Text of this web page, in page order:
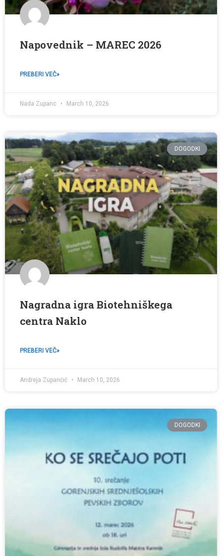
Napovednik – MAREC 2026
PREBERI VEČ»
Nada Zupanc March 10, 2026
DOGODKI
Nagradna igra Biotehniškega
centra Naklo
PREBERI VEČ»
Andreja Zupančič March 10, 2026
DOGODKI